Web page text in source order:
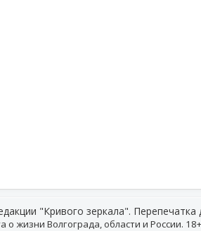
"Кривого зеркала".
о жизни Волгограда, области и России. 18+